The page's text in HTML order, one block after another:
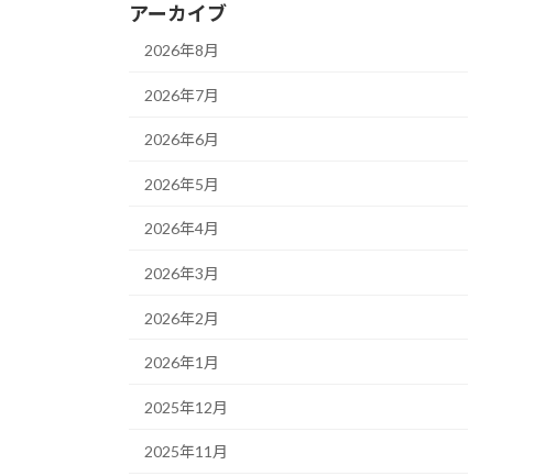
アーカイブ
2026年8月
2026年7月
2026年6月
2026年5月
2026年4月
2026年3月
2026年2月
2026年1月
2025年12月
2025年11月